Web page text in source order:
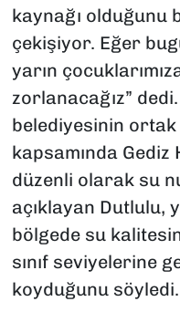
kaynağı olduğunu
çekişiyor. Eğer
yarın
zorlanacağız”
belediyesinin
kapsamında Gediz
düzenli olarak su
açıklayan Dutlulu,
bölgede su
sınıf seviyelerine
koyduğunu söyledi.